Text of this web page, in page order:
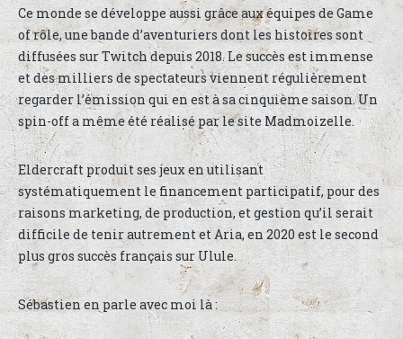
Ce monde se développe aussi grâce aux équipes de Game
of rôle, une bande d’aventuriers dont les histoires sont
diffusées sur Twitch depuis 2018. Le succès est immense
et des milliers de spectateurs viennent régulièrement
regarder l’émission qui en est à sa cinquième saison. Un
spin-off a même été réalisé par le site Madmoizelle.
Eldercraft produit ses jeux en utilisant
systématiquement le financement participatif, pour des
raisons marketing, de production, et gestion qu’il serait
difficile de tenir autrement et Aria, en 2020 est le second
plus gros succès français sur Ulule.
Sébastien en parle avec moi là :